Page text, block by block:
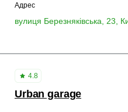
Адрес
вулиця Березняківська, 23,
4.8
Urban garage